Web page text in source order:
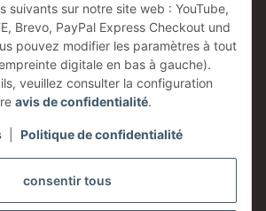
consentir tous
suivants sur notre site web : YouTube,
Brevo, PayPal Express Checkout und
pouvez modifier les paramètres à tout
digitale en bas à gauche).
veuillez consulter la configuration
avis de confidentialité.
Politique de confidentialité